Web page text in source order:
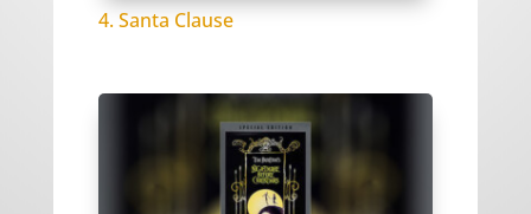
4. Santa Clause